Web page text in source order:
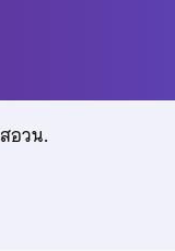
อวน.